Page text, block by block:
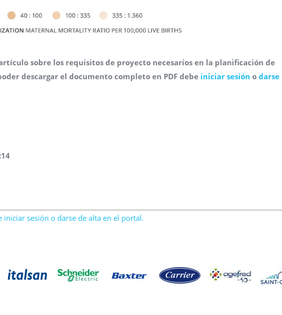
sobre los requisitos de proyecto necesarios en la planificación de
descargar el documento completo en PDF debe iniciar sesión o darse
sesión o darse de alta en el portal.